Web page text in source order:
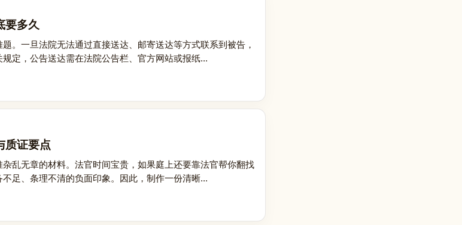
要多久
。一旦法院无法通过直接送达、邮寄送达等方式联系到被告，
定，公告送达需在法院公告栏、官方网站或报纸...
质证要点
乱无章的材料。法官时间宝贵，如果庭上还要靠法官帮你翻找
足、条理不清的负面印象。因此，制作一份清晰...